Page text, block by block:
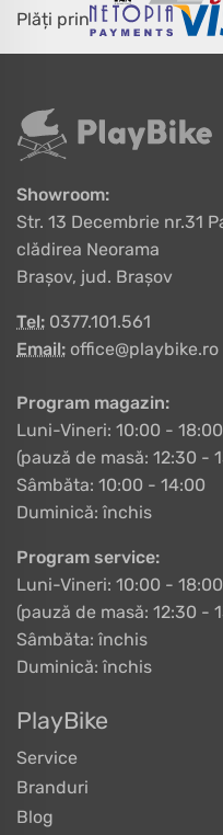
Plăți prin
Showroom:
Str. 13 Decembrie nr.31
clădirea Neorama
Brașov, jud. Brașov
Tel: 0377.101.561
Email: office@playbike.ro
Program magazin:
Luni-Vineri: 10:00 - 18:00
(pauză de masă: 12:30 -
Sâmbăta: 10:00 - 14:00
Duminică: închis
Program service:
Luni-Vineri: 10:00 - 18:00
(pauză de masă: 12:30 -
Sâmbăta: închis
Duminică: închis
PlayBike
Service
Branduri
Blog